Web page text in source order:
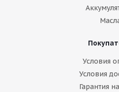
Условия
Условия
Гарантия